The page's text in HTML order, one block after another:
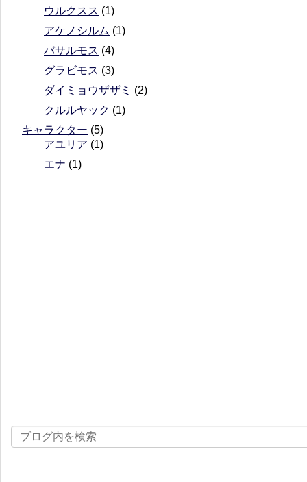
ウルクスス (1)
アケノシルム (1)
バサルモス (4)
グラビモス (3)
ダイミョウザザミ (2)
クルルヤック (1)
キャラクター (5)
アユリア (1)
エナ (1)